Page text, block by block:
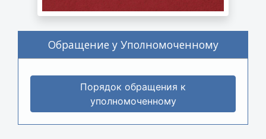
Обращение у Уполномоченному
Порядок обращения к
уполномоченному